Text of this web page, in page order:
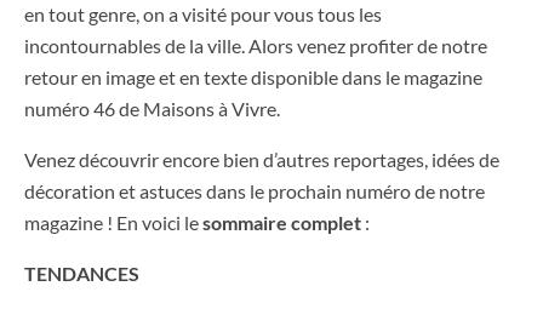
en tout genre, on a visité pour vous tous les
incontournables de la ville. Alors venez profiter de notre
retour en image et en texte disponible dans le magazine
numéro 46 de Maisons à Vivre.
Venez découvrir encore bien d’autres reportages, idées de
décoration et astuces dans le prochain numéro de notre
magazine ! En voici lesommaire complet :
TENDANCES